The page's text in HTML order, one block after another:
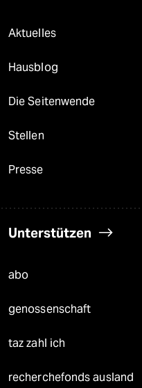
Aktuelles
Hausblog
Die Seitenwende
Stellen
Presse
Unterstützen
abo
genossenschaft
taz zahl ich
recherchefonds ausland